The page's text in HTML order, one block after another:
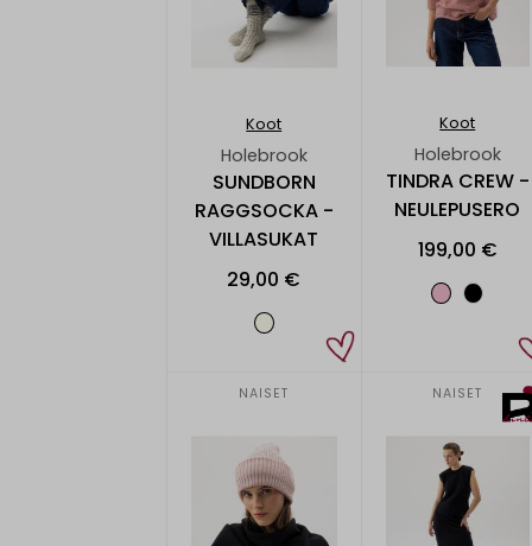
Koot
Holebrook
SUNDBORN
RAGGSOCKA -
VILLASUKAT
29,00 €
Koot
Holebrook
TINDRA CREW -
NEULEPUSERO
199,00 €
NAISET NAISET